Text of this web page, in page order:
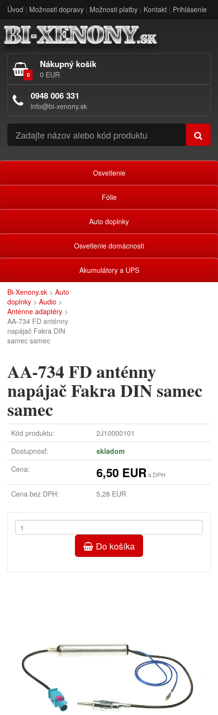
Úvod | Možnosti dopravy | Možnosti platby | Kontakt | Prihlásenie
0
Nákupný košík
0 EUR
0948 006 331
info@bi-xenony.sk
Osvetlenie
Fólie
Auto doplnky
Osvetlenie domácnosti
Akumulátory a UPS
Bi-Xenony.sk > Auto
doplnky > Audio >
Anténne adaptéry >
AA-734 FD anténny
napájač Fakra DIN
samec samec
AA-734 FD anténny
napájač Fakra DIN samec
samec
Kód produktu:
2J10000101
Dostupnosť:
skladom
Cena:
6,50 EUR s DPH
Cena bez DPH: 5,28 EUR
Do košíka